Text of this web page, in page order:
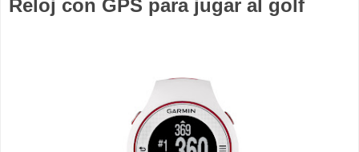
Reloj con GPS para jugar al golf